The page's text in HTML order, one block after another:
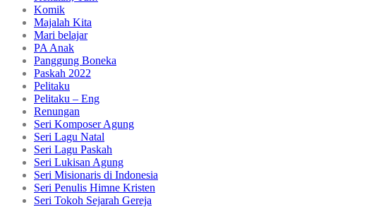
Komik
Majalah Kita
Mari belajar
PA Anak
Panggung Boneka
Paskah 2022
Pelitaku
Pelitaku – Eng
Renungan
Seri Komposer Agung
Seri Lagu Natal
Seri Lagu Paskah
Seri Lukisan Agung
Seri Misionaris di Indonesia
Seri Penulis Himne Kristen
Seri Tokoh Sejarah Gereja